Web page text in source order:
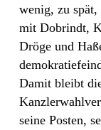
wenig, zu
mit Dobrindt,
Dröge und
Damit bleibt
seine Posten,